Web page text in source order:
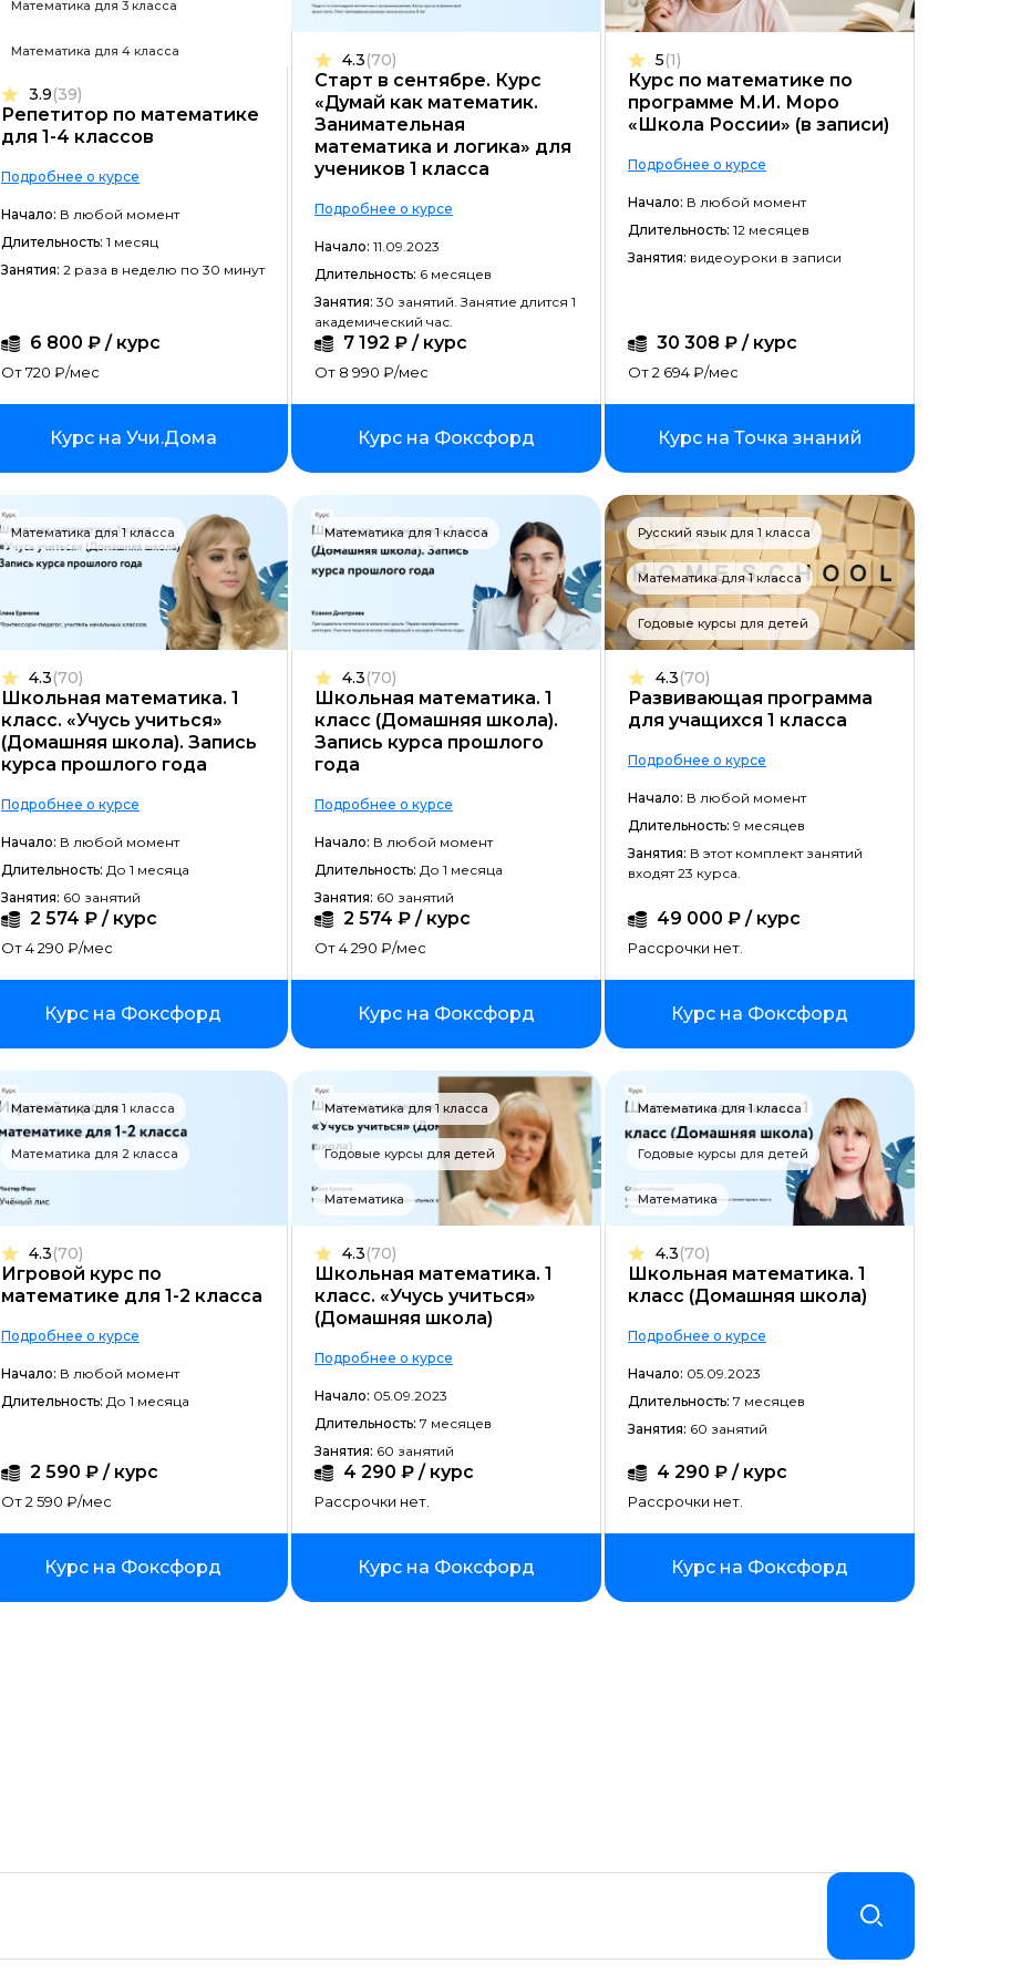
Разработка игр
Системное администрирование
Java-разработка
Верстка на HTML/CSS
QA-тестирование
Разработка игр на Unity
Информационная безопасность
Разработка на C#
Разработка на C++
Разработка на Kotlin
Разработка игр на Unreal Engine
Разработка на Swift
Фреймворк Laravel
Golang-разработка
VR/AR разработка
1C-разработка
Фреймворк Spring
Фреймворк Node.JS
Работа с GIT
Фреймворк Flutter
Алгоритмы и структуры данных
Программирование с трудоустройством
Docker
Backend-разработка
No-code разработка
Создание сайтов на тильде
Fullstack-разработка
Vue JS
Базы данных
Цена ↓
Рассрочка ↓
Длительность ↑
Математика для 3 класса
Математика для 4 класса
Репетитор по математике
для 1-4 классов
3.9(39)
Подробнее о курсе
Начало: В любой момент
Длительность: 1 месяц
Занятия: 2 раза в неделю по 30 минут
6 800 ₽ / курс
От 720 ₽/мес
Курс на Учи.Дома
Старт в сентябре. Курс
«Думай как математик.
Занимательная
математика и логика» для
учеников 1 класса
4.3(70)
Подробнее о курсе
Начало: 11.09.2023
Длительность: 6 месяцев
Занятия: 30 занятий. Занятие длится 1
академический час.
7 192 ₽ / курс
От 8 990 ₽/мес
Курс на Фоксфорд
Курс по математике по
программе М.И. Моро
«Школа России» (в записи)
5(1)
Подробнее о курсе
Начало: В любой момент
Длительность: 12 месяцев
Занятия: видеоуроки в записи
30 308 ₽ / курс
От 2 694 ₽/мес
Курс на Точка знаний
Математика для 1 класса
Школьная математика. 1
класс. «Учусь учиться»
(Домашняя школа). Запись
курса прошлого года
4.3(70)
Подробнее о курсе
Начало: В любой момент
Длительность: До 1 месяца
Занятия: 60 занятий
2 574 ₽ / курс
От 4 290 ₽/мес
Курс на Фоксфорд
Математика для 1 класса
Школьная математика. 1
класс (Домашняя школа).
Запись курса прошлого
года
4.3(70)
Подробнее о курсе
Начало: В любой момент
Длительность: До 1 месяца
Занятия: 60 занятий
2 574 ₽ / курс
От 4 290 ₽/мес
Курс на Фоксфорд
Русский язык для 1 класса
Математика для 1 класса
Годовые курсы для детей
Развивающая программа
для учащихся 1 класса
4.3(70)
Подробнее о курсе
Начало: В любой момент
Длительность: 9 месяцев
Занятия: В этот комплект занятий
входят 23 курса.
49 000 ₽ / курс
Рассрочки нет.
Курс на Фоксфорд
Математика для 1 класса
Математика для 2 класса
Игровой курс по
математике для 1-2 класса
4.3(70)
Подробнее о курсе
Начало: В любой момент
Длительность: До 1 месяца
2 590 ₽ / курс
От 2 590 ₽/мес
Курс на Фоксфорд
Математика для 1 класса
Годовые курсы для детей
Математика
Школьная математика. 1
класс. «Учусь учиться»
(Домашняя школа)
4.3(70)
Подробнее о курсе
Начало: 05.09.2023
Длительность: 7 месяцев
Занятия: 60 занятий
4 290 ₽ / курс
Рассрочки нет.
Курс на Фоксфорд
Математика для 1 класса
Годовые курсы для детей
Математика
Школьная математика. 1
класс (Домашняя школа)
4.3(70)
Подробнее о курсе
Начало: 05.09.2023
Длительность: 7 месяцев
Занятия: 60 занятий
4 290 ₽ / курс
Рассрочки нет.
Курс на Фоксфорд